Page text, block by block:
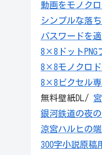
動画をモノク
シンプルな落ち
パスワードを
8×8ドット
8×8モノクロ
8×8ピクセル専
無料壁紙DL/
銀河鉄道の夜
涼宮ハルヒの
300字小説原稿